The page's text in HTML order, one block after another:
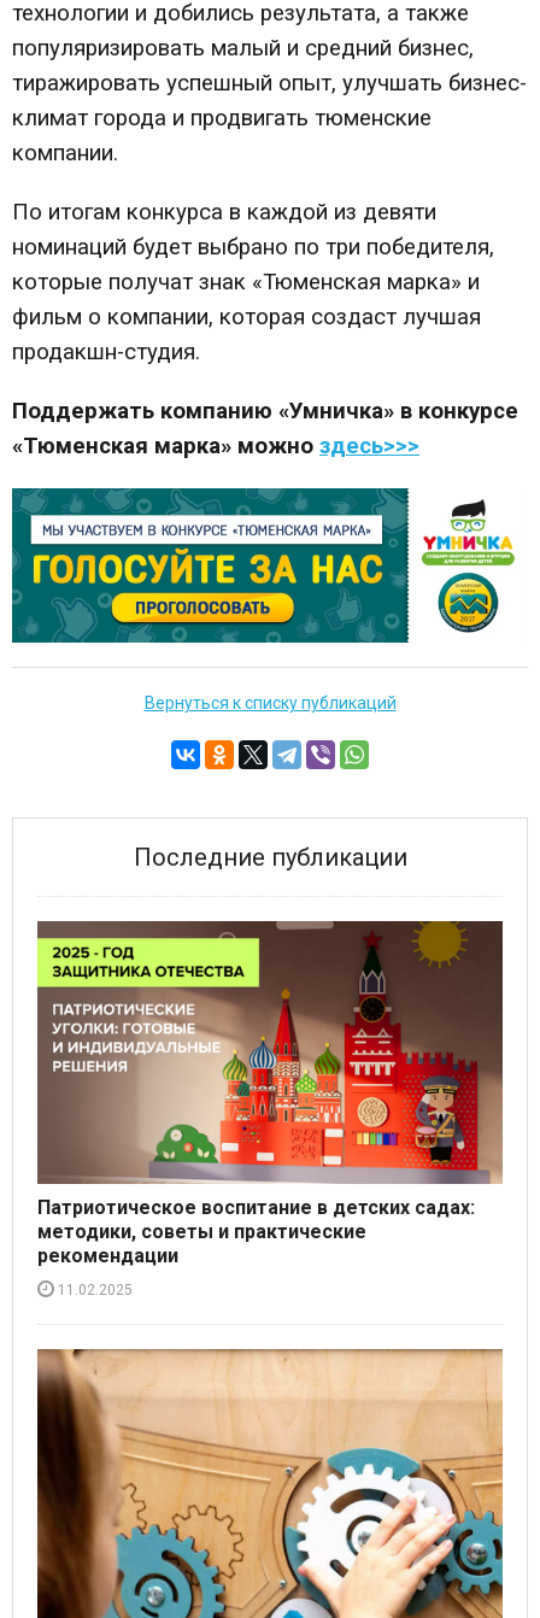
технологии и добились результата, а также
популяризировать малый и средний бизнес,
тиражировать успешный опыт, улучшать бизнес-
климат города и продвигать тюменские
компании.
По итогам конкурса в каждой из девяти
номинаций будет выбрано по три победителя,
которые получат знак «Тюменская марка» и
фильм о компании, которая создаст лучшая
продакшн-студия.
Поддержать компанию «Умничка» в конкурсе
«Тюменская марка» можно здесь>>>
Вернуться к списку публикаций
Последние публикации
Патриотическое воспитание в детских садах:
методики, советы и практические
рекомендации
11.02.2025